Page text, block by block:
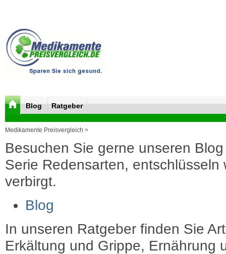
Blog Ratgeber
Medikamente Preisvergleich >
Besuchen Sie gerne unseren
Serie Redensarten, entschlüsseln
verbirgt.
Blog
In unseren Ratgeber finden Sie
Erkältung und Grippe, Ernährung